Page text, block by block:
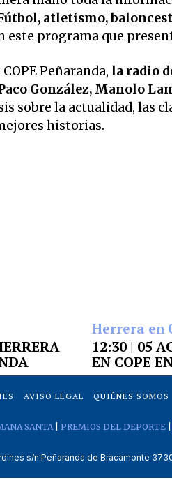
atletismo,
este programa que
Peñaranda, la radio
González, Manolo
sobre la actualidad, las
historias.
Herrera en
12:30 | 05
EN COPE
AVISO LEGAL QUIÉNES SOMOS
SANTA| PREMIOS DEL DEPORTE|
s/n Peñaranda de Bracamonte